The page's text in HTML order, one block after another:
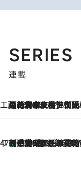
SERIES
連載
工藤まやのおもてなし
2026.8.6
【ハワイ土産】ローカルの絶大な支持で復活！ 絶品の幻クッキー《元ファンの日本人女性が受け継いだ名店》
47都道府県の手みやげ ひんやりスイーツで夏を満喫
2026.8.6
【三重県】この夏絶対食べたい 冷やしておいしいおやつ3選 お餅×アイスの新感覚スイーツ